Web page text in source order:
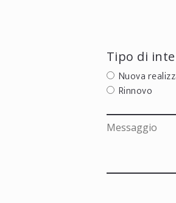
Tipo di
Nuova
Rinnovo